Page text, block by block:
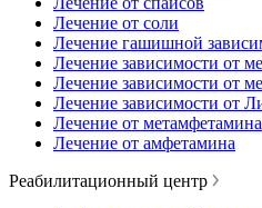
Лечение от соли
Лечение гашишной
Лечение зависимости от
Лечение зависимости от
Лечение зависимости от
Лечение от метамфетамина
Лечение от амфетамина
Реабилитационный центр